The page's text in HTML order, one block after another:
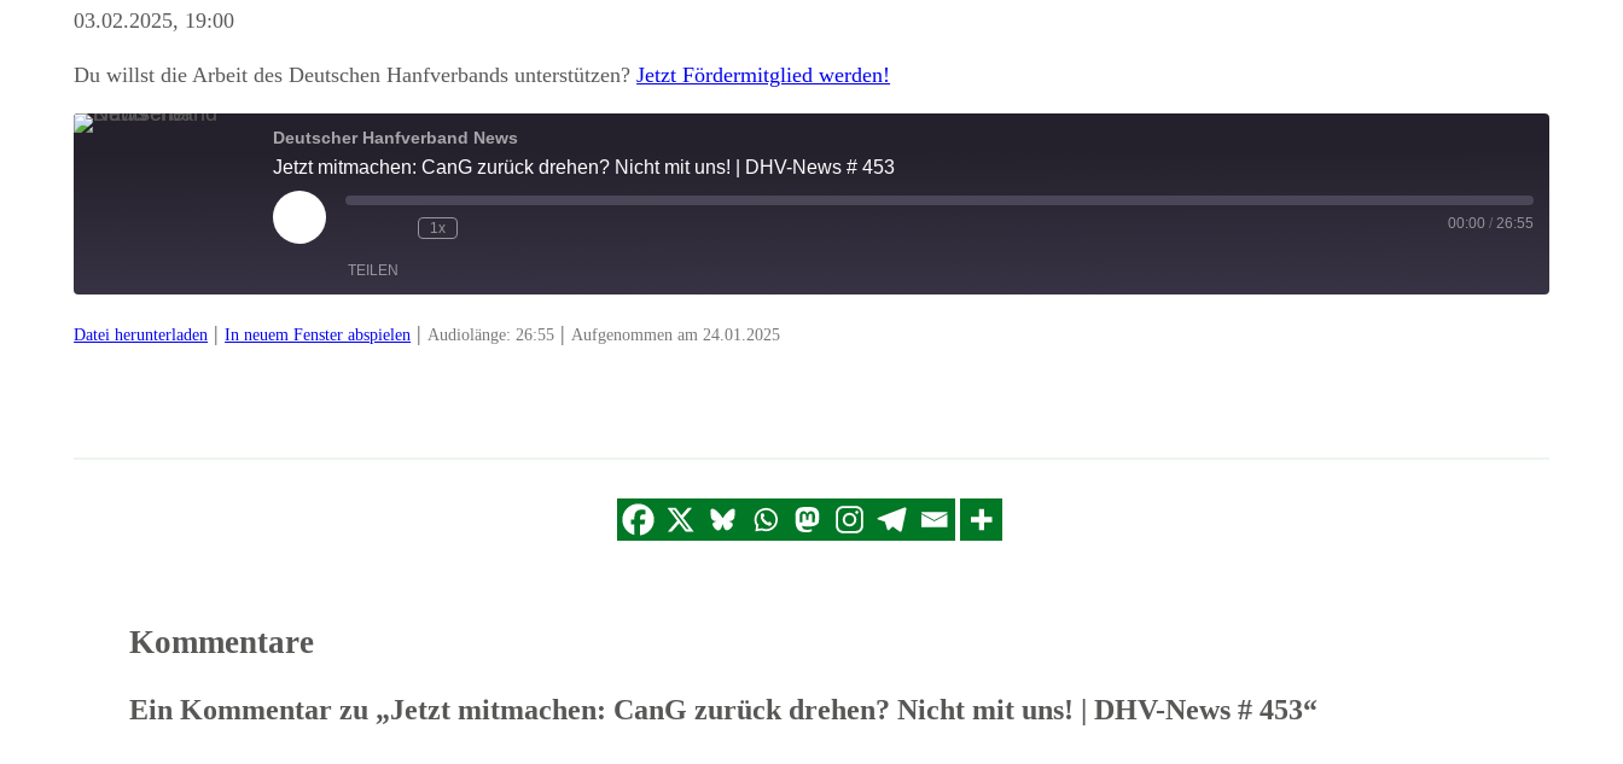
03.02.2025, 19:00
Du willst die Arbeit des Deutschen Hanfverbands unterstützen?Jetzt Fördermitglied werden!
Deutscher Hanfverband News
Jetzt mitmachen: CanG zurück drehen? Nicht mit uns! | DHV-News # 453
Play
Episode
1x 00:00 / 26:55
TEILEN
TEILEN
Datei herunterladen |In neuem Fenster abspielen | Audiolänge: 26:55 | Aufgenommen am 24.01.2025
Kommentare
Ein Kommentar zu „Jetzt mitmachen: CanG zurück drehen? Nicht mit uns! | DHV-News # 453“